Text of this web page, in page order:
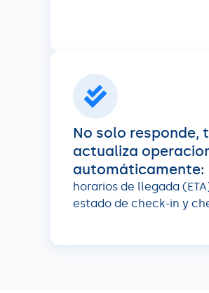
No solo responde,
actualiza
automáticamente:
horarios de llegada
estado de check-in y